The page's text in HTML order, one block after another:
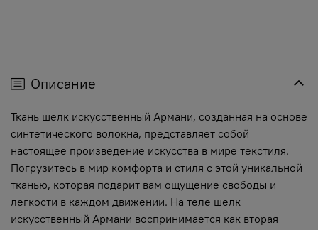
Описание
Ткань шелк искусственный Армани, созданная на основе
синтетического волокна, представляет собой
настоящее произведение искусства в мире текстиля.
Погрузитесь в мир комфорта и стиля с этой уникальной
тканью, которая подарит вам ощущение свободы и
легкости в каждом движении. На теле шелк
искусственный Армани воспринимается как вторая